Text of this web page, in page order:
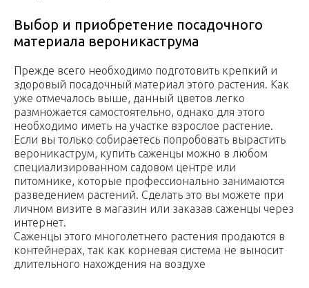
Выбор и приобретение посадочного
материала вероникаструма
Прежде всего необходимо подготовить крепкий и
здоровый посадочный материал этого растения. Как
уже отмечалось выше, данный цветов легко
размножается самостоятельно, однако для этого
необходимо иметь на участке взрослое растение.
Если вы только собираетесь попробовать вырастить
вероникаструм, купить саженцы можно в любом
специализированном садовом центре или
питомнике, которые профессионально занимаются
разведением растений. Сделать это вы можете при
личном визите в магазин или заказав саженцы через
интернет.
Саженцы этого многолетнего растения продаются в
контейнерах, так как корневая система не выносит
длительного нахождения на воздухе